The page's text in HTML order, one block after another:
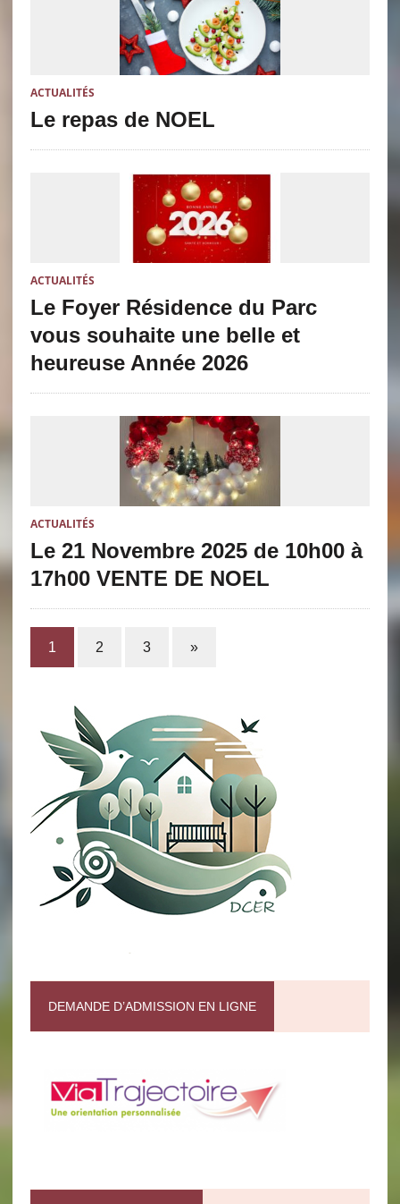
ACTUALITÉS
Le repas de NOEL
ACTUALITÉS
Le Foyer Résidence du Parc
vous souhaite une belle et
heureuse Année 2026
ACTUALITÉS
Le 21 Novembre 2025 de 10h00 à
17h00 VENTE DE NOEL
1 2 3 »
DEMANDE D’ADMISSION EN LIGNE